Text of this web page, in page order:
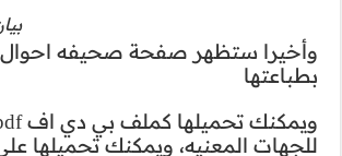
معلم ازهر قم
ويمكنك تحميلها كملف بي دي اف pdf ، وتقديمها
التليفون